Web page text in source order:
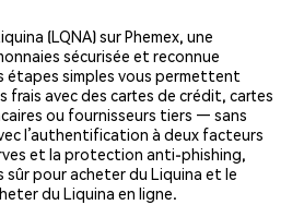
(LQNA) sur Phemex, une
sécurisée et reconnue
étapes simples vous permettent
frais avec des cartes de crédit, cartes
ou fournisseurs tiers — sans
l’authentification à deux facteurs
et la protection anti-phishing,
sûr pour acheter du Liquina et le
du Liquina en ligne.